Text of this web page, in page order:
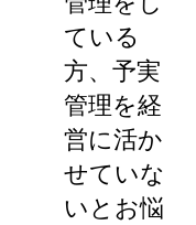
ている
方、予実
管理を経
営に活か
せていな
いとお悩